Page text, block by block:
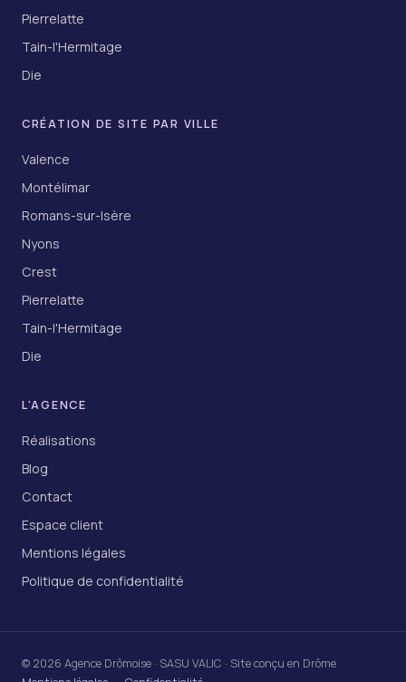
Pierrelatte
Tain-l'Hermitage
Die
CRÉATION DE SITE PAR VILLE
Valence
Montélimar
Romans-sur-Isère
Nyons
Crest
Pierrelatte
Tain-l'Hermitage
Die
L'AGENCE
Réalisations
Blog
Contact
Espace client
Mentions légales
Politique de confidentialité
© 2026 Agence Drômoise · SASU VALIC · Site conçu en Drôme